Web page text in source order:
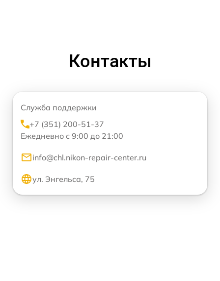
Контакты
Служба поддержки
+7 (351) 200-51-37
Ежедневно с 9:00 до 21:00
info@chl.nikon-repair-center.ru
ул. Энгельса, 75